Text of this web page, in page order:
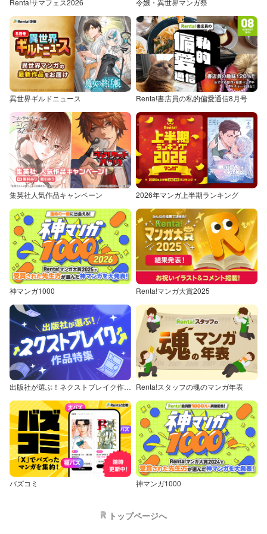
異世界ギルドニュース Renta!書店員の私的偏愛通信8月号
集英社人気作品キャンペーン 2026年マンガ上半期ランキング
神マンガ1000 Renta!マンガ大賞2025
出版社が選ぶ！ネクストブレイク作品特集 Renta!スタッフの魂のマンガ年表
バズコミ 神マンガ1000
トップページへ